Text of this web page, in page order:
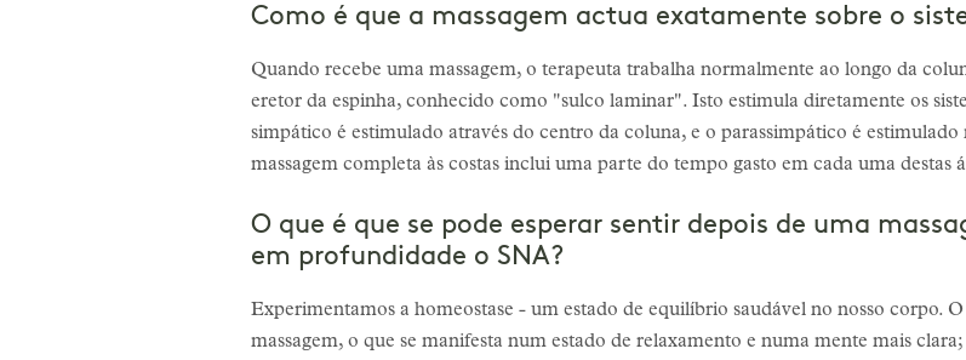
Como é que a massagem actua exatamente sobre o
Quando recebe uma massagem, o terapeuta trabalha normalmente ao longo da
eretor da espinha, conhecido como "sulco laminar". Isto estimula diretamente os
simpático é estimulado através do centro da coluna, e o parassimpático é
massagem completa às costas inclui uma parte do tempo gasto em cada uma destas
O que é que se pode esperar sentir depois de uma
em profundidade o SNA?
Experimentamos a homeostase - um estado de equilíbrio saudável no nosso corpo.
massagem, o que se manifesta num estado de relaxamento e numa mente mais